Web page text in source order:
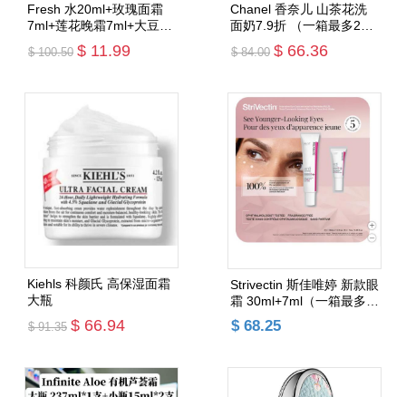
Fresh 水20ml+玫瑰面霜
7ml+莲花晚霜7ml+大豆洁
面15ml+白色化妆包 （一
箱最多3套）--日期：2028
$ 100.50 $ 11.99
Chanel 香奈儿 山茶花洗
面奶7.9折 （一箱最多2
$ 84.00 $ 66.36
添加购物车
Kiehls 科颜氏 高保湿面霜
大瓶
$ 91.35 $ 66.94
添加购物车
Strivectin 斯佳唯婷 新款眼
霜 30ml+7ml（一箱最多2
套）
$ 68.25
添加购物车